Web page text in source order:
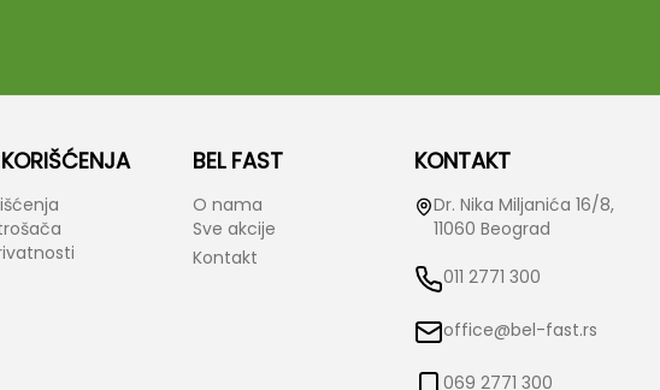
BEL FAST
O nama
Sve akcije
Kontakt
KONTAKT
Dr. Nika Miljanića 16/8,
11060 Beograd
011 2771 300
office@bel-fast.rs
069 2771 300